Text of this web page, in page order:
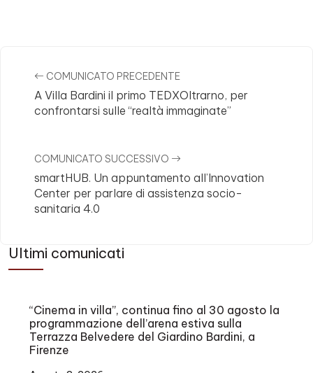
COMUNICATO PRECEDENTE
A Villa Bardini il primo TEDXOltrarno, per
confrontarsi sulle “realtà immaginate”
COMUNICATO SUCCESSIVO
smartHUB. Un appuntamento all’Innovation
Center per parlare di assistenza socio-
sanitaria 4.0
Ultimi comunicati
“Cinema in villa”, continua fino al 30 agosto la
programmazione dell’arena estiva sulla
Terrazza Belvedere del Giardino Bardini, a
Firenze